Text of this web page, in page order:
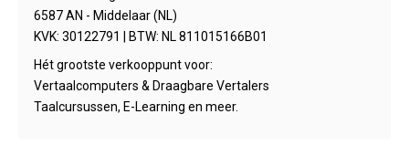
6587 AN - Middelaar (NL)
KVK: 30122791 | BTW: NL 811015166B01
Hét grootste verkooppunt voor:
Vertaalcomputers & Draagbare Vertalers
Taalcursussen, E-Learning en meer.